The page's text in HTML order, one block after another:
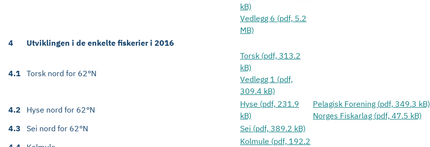
kB)
Vedlegg 6 (pdf, 5.2
MB)
4 Utviklingen i de enkelte fiskerier i 2016
4.1 Torsk nord for 62°N
Torsk (pdf, 313.2
kB)
Vedlegg 1 (pdf,
309.4 kB)
4.2 Hyse nord for 62°N
Hyse (pdf, 231.9
kB)
Pelagisk Forening (pdf, 349.3 kB)
Norges Fiskarlag (pdf, 47.5 kB)
4.3
Sei nord for 62°N Sei (pdf, 389.2 kB)
Kolmule (pdf, 192.2